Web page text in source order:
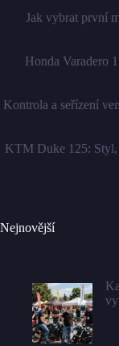
Jak vybrat první
Honda Varadero
Kontrola a seřízení
KTM Duke 125: Styl,
Nejnovější